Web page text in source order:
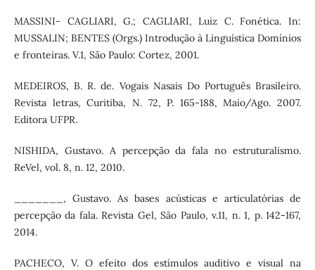
MASSINI- CAGLIARI, G.; CAGLIARI, Luiz C. Fonética. In:
MUSSALIN; BENTES (Orgs.) Introdução à Linguística Domínios
e fronteiras. V.1, São Paulo: Cortez, 2001.
MEDEIROS, B. R. de. Vogais Nasais Do Português Brasileiro.
Revista letras, Curitiba, N. 72, P. 165-188, Maio/Ago. 2007.
Editora UFPR.
NISHIDA, Gustavo. A percepção da fala no estruturalismo.
ReVel, vol. 8, n. 12, 2010.
_______, Gustavo. As bases acústicas e articulatórias de
percepção da fala. Revista Gel, São Paulo, v.11, n. 1, p. 142-167,
2014.
PACHECO, V. O efeito dos estímulos auditivo e visual na